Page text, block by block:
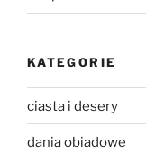
KATEGORIE
ciasta i desery
dania obiadowe